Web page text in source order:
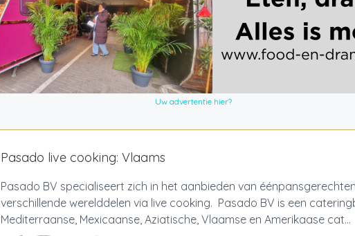
Uw advertentie hier?
Pasado live cooking: Vlaams
Pasado BV specialiseert zich in het aanbieden van
verschillende werelddelen via live cooking. Pasado BV is een
Mediterraanse, Mexicaanse, Aziatische, Vlaamse en Amerikaase cat...